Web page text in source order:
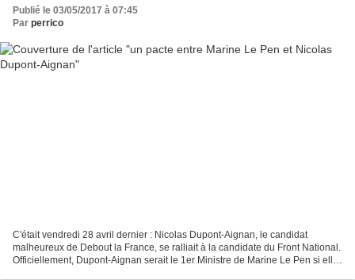
Publié le 03/05/2017 à 07:45
Par perrico
C'était vendredi 28 avril dernier : Nicolas Dupont-Aignan, le candidat
malheureux de Debout la France, se ralliait à la candidate du Front National.
Officiellement, Dupont-Aignan serait le 1er Ministre de Marine Le Pen si elle